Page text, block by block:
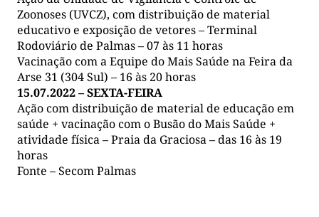
Zoonoses (UVCZ), com distribuição de material
educativo e exposição de vetores – Terminal
Rodoviário de Palmas – 07 às 11 horas
Vacinação com a Equipe do Mais Saúde na Feira da
Arse 31 (304 Sul) – 16 às 20 horas
15.07.2022 – SEXTA-FEIRA
Ação com distribuição de material de educação em
saúde + vacinação com o Busão do Mais Saúde +
atividade física – Praia da Graciosa – das 16 às 19
horas
Fonte – Secom Palmas